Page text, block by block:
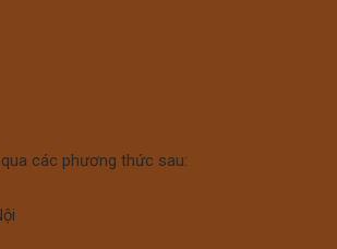
các phương thức sau: